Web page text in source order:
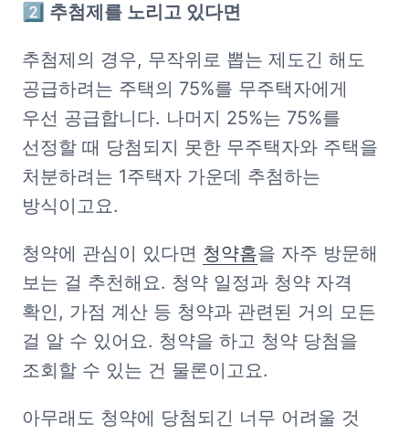
2️⃣ 추첨제를 노리고 있다면
추첨제의 경우, 무작위로 뽑는 제도긴 해도
공급하려는 주택의 75%를 무주택자에게
우선 공급합니다. 나머지 25%는 75%를
선정할 때 당첨되지 못한 무주택자와 주택을
처분하려는 1주택자 가운데 추첨하는
방식이고요.
청약에 관심이 있다면 청약홈을 자주 방문해
보는 걸 추천해요. 청약 일정과 청약 자격
확인, 가점 계산 등 청약과 관련된 거의 모든
걸 알 수 있어요. 청약을 하고 청약 당첨을
조회할 수 있는 건 물론이고요.
아무래도 청약에 당첨되긴 너무 어려울 것